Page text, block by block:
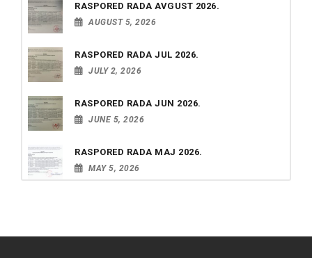
RASPORED RADA AVGUST 2026.
AUGUST 5, 2026
RASPORED RADA JUL 2026.
JULY 2, 2026
RASPORED RADA JUN 2026.
JUNE 5, 2026
RASPORED RADA MAJ 2026.
MAY 5, 2026